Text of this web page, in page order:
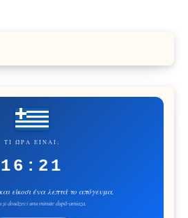
ΤΙ ΏΡΑ ΕΊΝΑΙ;
16:21
είκοσι ένα λεπτά το απόγευμα.
și douăzeci unu minute după-amiaza.